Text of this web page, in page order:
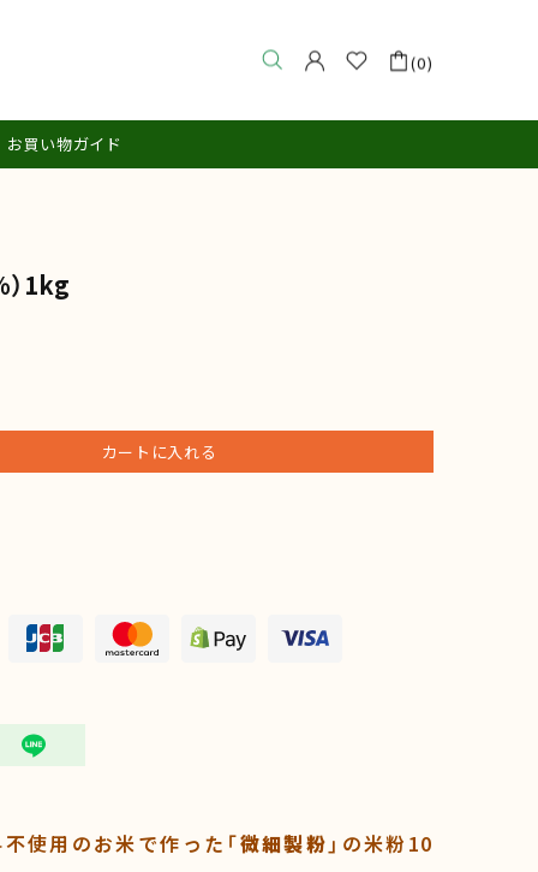
(0)
お買い物ガイド
）1kg
カートに入れる
使用のお米で作った「微細製粉」の米粉10